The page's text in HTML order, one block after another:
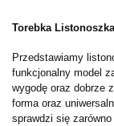
Torebka
Przedstawiamy
funkcjonalny model
wygodę oraz dobrze
forma oraz
sprawdzi się